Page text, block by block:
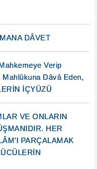
DÂVET
Verip
Mahlûkuna Dâvâ Eden,
İÇYÜZÜ
VE ONLARIN
HER
PARÇALAMAK